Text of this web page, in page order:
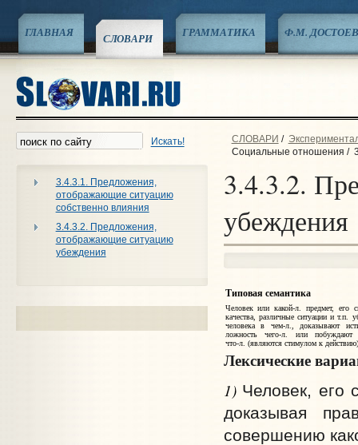
ГЛАВНАЯ СЛОВАРИ ГРАММАТИКА Ф.М.
Искать!
3.4.3.1. Предложения,
отображающие ситуацию
собственно влияния
3.4.3.2. Предложения,
отображающие ситуацию
убеждения
СЛОВАРИ /
Социальные отношения /
3.4.3.2.
убеждения
Типовая семантика
Человек или какой‑л. предмет, его
качества, различные ситуации и т.п.
человека в чем‑л., доказывают
ложность чего‑л. или побуждают
что‑л. (являются стимулом к
Лексические
1) Человек, его
доказывая
совершению